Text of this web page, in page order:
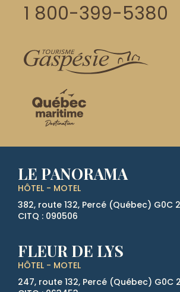
1 800-399-5380
LE PANORAMA
HÔTEL - MOTEL
382, route 132, Percé (Québec) G0C
CITQ : 090506
FLEUR DE LYS
HÔTEL - MOTEL
247, route 132, Percé (Québec) G0C